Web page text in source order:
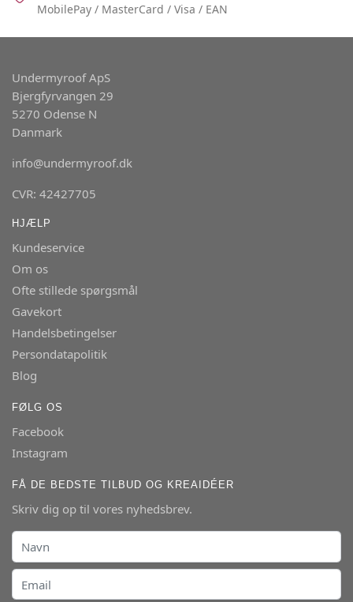
MobilePay / MasterCard / Visa / EAN
Undermyroof ApS
Bjergfyrvangen 29
5270 Odense N
Danmark
info@undermyroof.dk
CVR: 42427705
HJÆLP
Kundeservice
Om os
Ofte stillede spørgsmål
Gavekort
Handelsbetingelser
Persondatapolitik
Blog
FØLG OS
Facebook
Instagram
FÅ DE BEDSTE TILBUD OG KREAIDÉER
Skriv dig op til vores nyhedsbrev.